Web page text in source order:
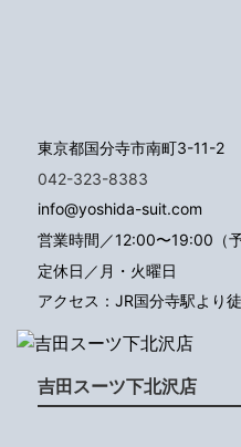
東京都国分寺市南町3-11-2
042-323-8383
info@yoshida-suit.com
営業時間／12:00〜19:00（予
定休日／月・火曜日
アクセス：JR国分寺駅より
吉田スーツ下北沢店